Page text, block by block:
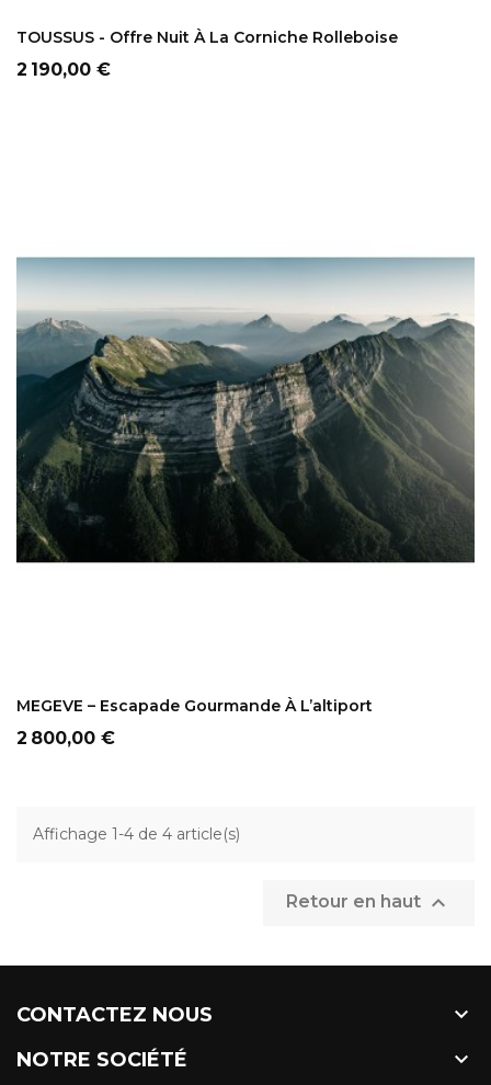
TOUSSUS - Offre Nuit À La Corniche Rolleboise
Prix
2 190,00 €
MEGEVE – Escapade Gourmande À L’altiport
Prix
2 800,00 €
Affichage 1-4 de 4 article(s)
Retour en haut 
CONTACTEZ NOUS 
NOTRE SOCIÉTÉ 